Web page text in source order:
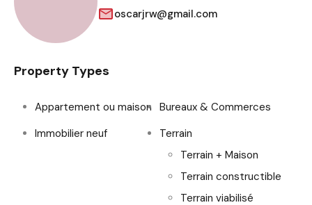
oscarjrw@gmail.com
Property Types
Appartement ou maison Bureaux & Commerces
Immobilier neuf
Terrain
Terrain + Maison
Terrain constructible
Terrain viabilisé